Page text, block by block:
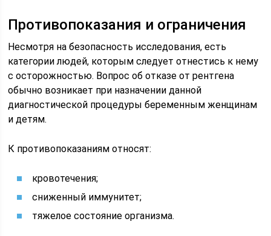
Противопоказания и ограничения
Несмотря на безопасность исследования, есть
категории людей, которым следует отнестись к нему
с осторожностью. Вопрос об отказе от рентгена
обычно возникает при назначении данной
диагностической процедуры беременным женщинам
и детям.
К противопоказаниям относят:
кровотечения;
сниженный иммунитет;
тяжелое состояние организма.